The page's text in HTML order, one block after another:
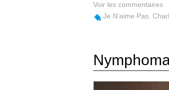
Voir les commentaires
Je N'aime Pas